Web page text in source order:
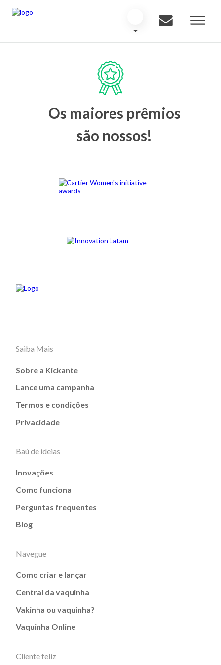
Os maiores prêmios
são nossos!
Saiba Mais
Sobre a Kickante
Lance uma campanha
Termos e condições
Privacidade
Baú de ideias
Inovações
Como funciona
Perguntas frequentes
Blog
Navegue
Como criar e lançar
Central da vaquinha
Vakinha ou vaquinha?
Vaquinha Online
Cliente feliz